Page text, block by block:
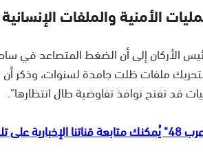
الأمنية والملفات الإنسانية
الأركان إلى أن الضغط المتصاعد
ملفات ظلت جامدة لسنوات، وذكر أن
قد تفتح نوافذ تفاوضية طال انتظارها".
تلجرام